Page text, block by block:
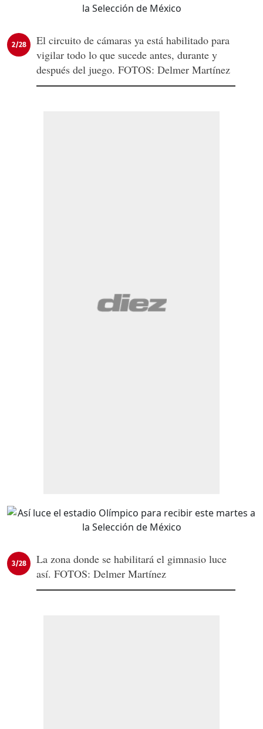
2/28
El circuito de cámaras ya está habilitado para
vigilar todo lo que sucede antes, durante y
después del juego. FOTOS: Delmer Martínez
3/28
La zona donde se habilitará el gimnasio luce
así. FOTOS: Delmer Martínez